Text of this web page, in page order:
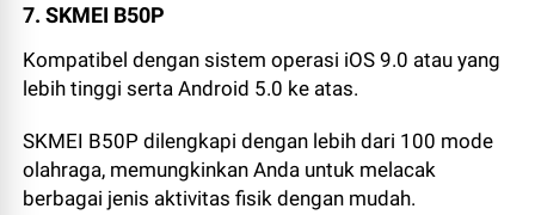
7. SKMEI B50P
Kompatibel dengan sistem operasi iOS 9.0 atau yang
lebih tinggi serta Android 5.0 ke atas.
SKMEI B50P dilengkapi dengan lebih dari 100 mode
olahraga, memungkinkan Anda untuk melacak
berbagai jenis aktivitas fisik dengan mudah.